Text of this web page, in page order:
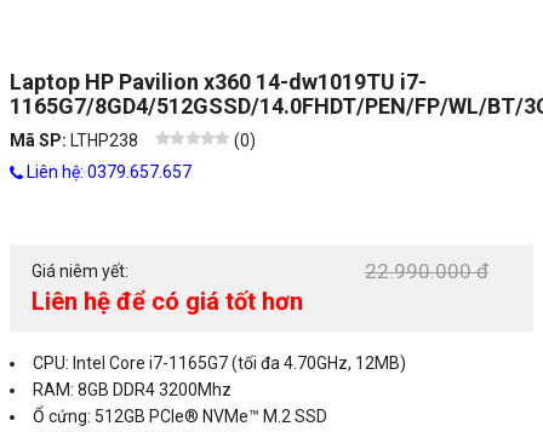
Laptop HP Pavilion x360 14-dw1019TU i7-
1165G7/8GD4/512GSSD/14.0FHDT/PEN/FP/WL/BT/
Mã SP: LTHP238 (0)
Liên hệ: 0379.657.657
Giá niêm yết: 22.990.000 đ
Liên hệ để có giá tốt hơn
CPU: Intel Core i7-1165G7 (tối đa 4.70GHz, 12MB)
RAM: 8GB DDR4 3200Mhz
Ổ cứng: 512GB PCIe® NVMe™ M.2 SSD